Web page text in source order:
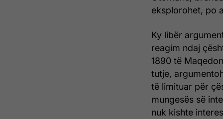
eksplorohet, po
Ky libër
reagim ndaj
1890 të
tutje,
të limituar për
mungesës së
nuk kishte